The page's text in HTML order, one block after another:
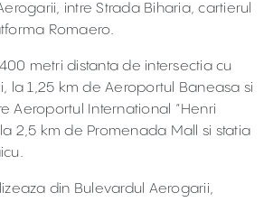
intre Strada Biharia, cartierul
Romaero.
metri distanta de intersectia cu
la 1,25 km de Aeroportul Baneasa si
Aeroportul International “Henri
2,5 km de Promenada Mall si statia
din Bulevardul Aerogarii,